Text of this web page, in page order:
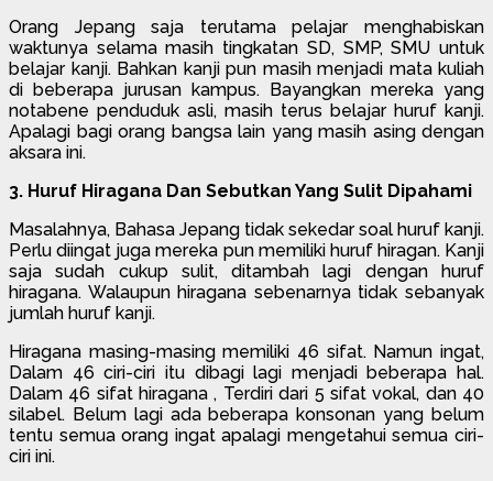
Orang Jepang saja terutama pelajar menghabiskan
waktunya selama masih tingkatan SD, SMP, SMU untuk
belajar kanji. Bahkan kanji pun masih menjadi mata kuliah
di beberapa jurusan kampus. Bayangkan mereka yang
notabene penduduk asli, masih terus belajar huruf kanji.
Apalagi bagi orang bangsa lain yang masih asing dengan
aksara ini.
3. Huruf Hiragana Dan Sebutkan Yang Sulit Dipahami
Masalahnya, Bahasa Jepang tidak sekedar soal huruf kanji.
Perlu diingat juga mereka pun memiliki huruf hiragan. Kanji
saja sudah cukup sulit, ditambah lagi dengan huruf
hiragana. Walaupun hiragana sebenarnya tidak sebanyak
jumlah huruf kanji.
Hiragana masing-masing memiliki 46 sifat. Namun ingat,
Dalam 46 ciri-ciri itu dibagi lagi menjadi beberapa hal.
Dalam 46 sifat hiragana , Terdiri dari 5 sifat vokal, dan 40
silabel. Belum lagi ada beberapa konsonan yang belum
tentu semua orang ingat apalagi mengetahui semua ciri-
ciri ini.